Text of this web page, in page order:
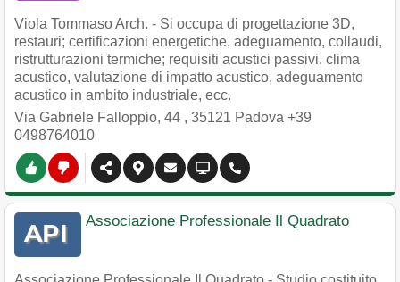
Viola Tommaso Arch. - Si occupa di progettazione 3D,
restauri; certificazioni energetiche, adeguamento, collaudi,
ristrutturazioni termiche; requisiti acustici passivi, clima
acustico, valutazione di impatto acustico, adeguamento
acustico in ambito industriale, ecc.
Via Gabriele Falloppio, 44 , 35121 Padova +39
0498764010
Associazione Professionale Il Quadrato